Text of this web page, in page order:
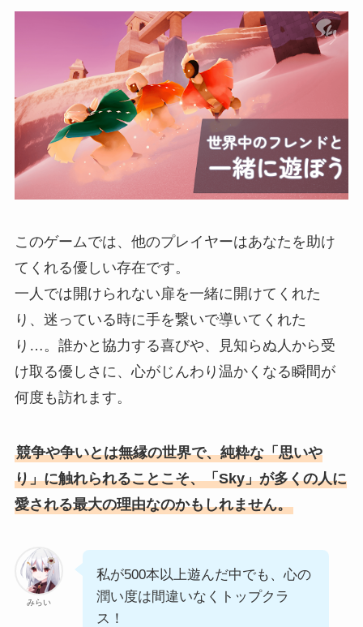
このゲームでは、他のプレイヤーはあなたを助け
てくれる優しい存在です。
一人では開けられない扉を一緒に開けてくれた
り、迷っている時に手を繋いで導いてくれた
り…。誰かと協力する喜びや、見知らぬ人から受
け取る優しさに、心がじんわり温かくなる瞬間が
何度も訪れます。
競争や争いとは無縁の世界で、純粋な「思いや
り」に触れられることこそ、「Sky」が多くの人に
愛される最大の理由なのかもしれません。
みらい
私が500本以上遊んだ中でも、心の
潤い度は間違いなくトップクラ
ス！